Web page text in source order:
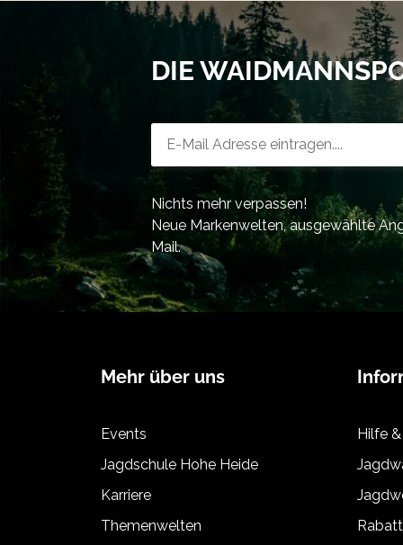
DIE
Nichts mehr verpassen!
Neue Markenwelten, ausgewählte
Mail.
Mehr über uns
Events
Jagdschule Hohe Heide
Karriere
Themenwelten
Hilfe